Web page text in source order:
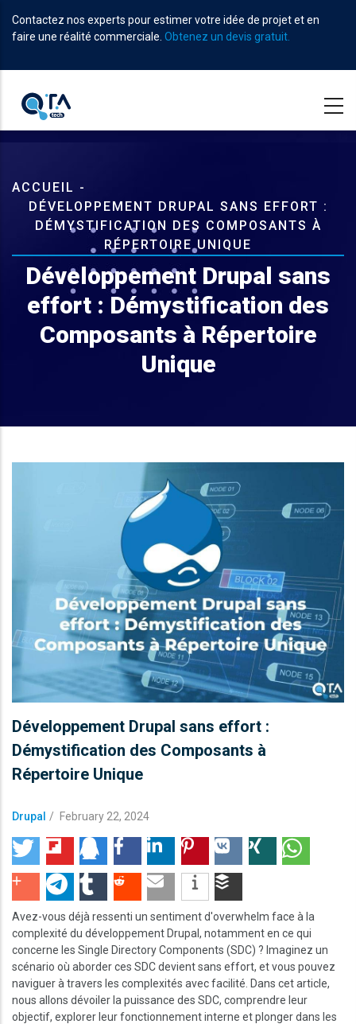
au
contenu
Contactez nos experts pour estimer votre idée de projet et en
faire une réalité commerciale. Obtenez un devis gratuit.
Fil
d'Ariane
ACCUEIL -
DÉVELOPPEMENT DRUPAL SANS EFFORT :
DÉMYSTIFICATION DES COMPOSANTS À
RÉPERTOIRE UNIQUE
Développement Drupal sans
effort : Démystification des
Composants à Répertoire
Unique
Développement Drupal sans effort :
Démystification des Composants à
Répertoire Unique
Drupal / February 22, 2024
Avez-vous déjà ressenti un sentiment d'overwhelm face à la
complexité du développement Drupal, notamment en ce qui
concerne les Single Directory Components (SDC) ? Imaginez un
scénario où aborder ces SDC devient sans effort, et vous pouvez
naviguer à travers les complexités avec facilité. Dans cet article,
nous allons dévoiler la puissance des SDC, comprendre leur
objectif, explorer leur fonctionnement interne et plonger dans les